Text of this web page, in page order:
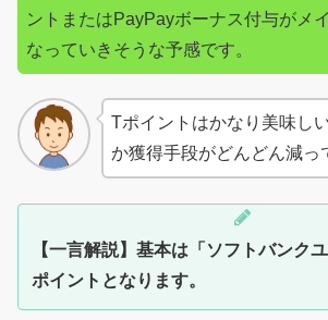
ントまたはPayPayボーナス付与がメ
なっていきそうな予感です。
Tポイントはかなり美味し
か獲得手段がどんどん減っ
【一言解説】基本は「ソフトバンク
ポイントとなります。